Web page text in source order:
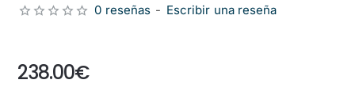
0 reseñas - Escribir una reseña
238.00€